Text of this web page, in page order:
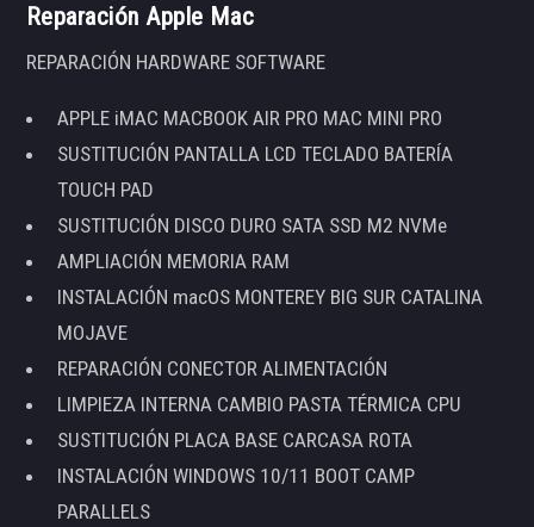
Reparación Apple Mac
REPARACIÓN HARDWARE SOFTWARE
APPLE iMAC MACBOOK AIR PRO MAC MINI PRO
SUSTITUCIÓN PANTALLA LCD TECLADO BATERÍA
TOUCH PAD
SUSTITUCIÓN DISCO DURO SATA SSD M2 NVMe
AMPLIACIÓN MEMORIA RAM
INSTALACIÓN macOS MONTEREY BIG SUR CATALINA
MOJAVE
REPARACIÓN CONECTOR ALIMENTACIÓN
LIMPIEZA INTERNA CAMBIO PASTA TÉRMICA CPU
SUSTITUCIÓN PLACA BASE CARCASA ROTA
INSTALACIÓN WINDOWS 10/11 BOOT CAMP
PARALLELS